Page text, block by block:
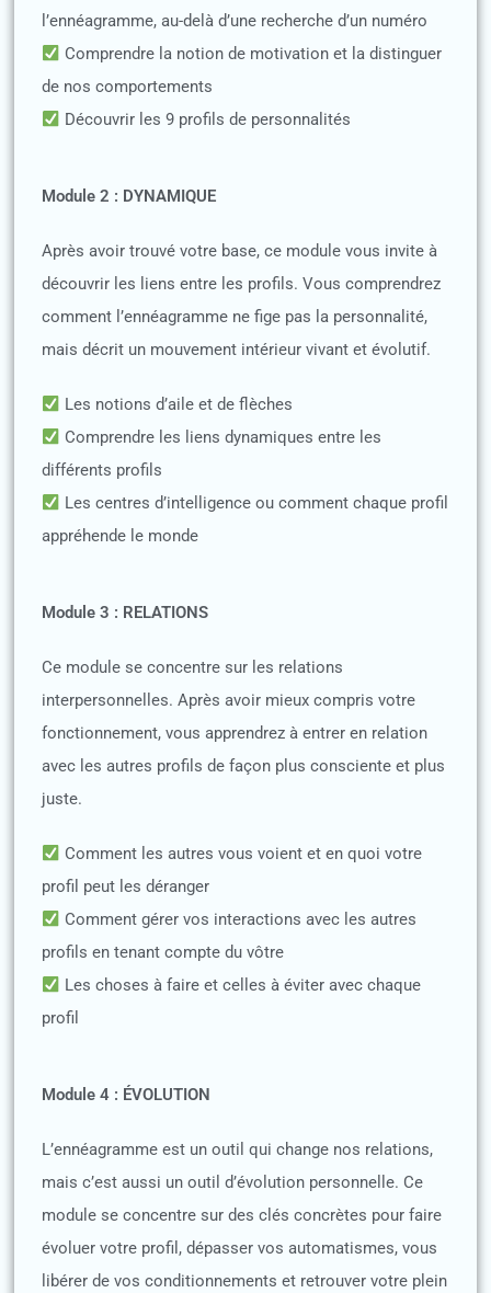
l’ennéagramme, au-delà d’une recherche d’un numéro
Comprendre la notion de motivation et la distinguer
de nos comportements
Découvrir les 9 profils de personnalités
Module 2 : DYNAMIQUE
Après avoir trouvé votre base, ce module vous invite à
découvrir les liens entre les profils. Vous comprendrez
comment l’ennéagramme ne fige pas la personnalité,
mais décrit un mouvement intérieur vivant et évolutif.
Les notions d’aile et de flèches
Comprendre les liens dynamiques entre les
différents profils
Les centres d’intelligence ou comment chaque profil
appréhende le monde
Module 3 : RELATIONS
Ce module se concentre sur les relations
interpersonnelles. Après avoir mieux compris votre
fonctionnement, vous apprendrez à entrer en relation
avec les autres profils de façon plus consciente et plus
juste.
Comment les autres vous voient et en quoi votre
profil peut les déranger
Comment gérer vos interactions avec les autres
profils en tenant compte du vôtre
Les choses à faire et celles à éviter avec chaque
profil
Module 4 : ÉVOLUTION
L’ennéagramme est un outil qui change nos relations,
mais c’est aussi un outil d’évolution personnelle. Ce
module se concentre sur des clés concrètes pour faire
évoluer votre profil, dépasser vos automatismes, vous
libérer de vos conditionnements et retrouver votre plein